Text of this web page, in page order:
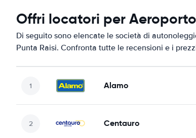
Offri locatori per
Di seguito sono elencate le società di
Punta Raisi. Confronta tutte le recensioni e i
Alamo
Centauro